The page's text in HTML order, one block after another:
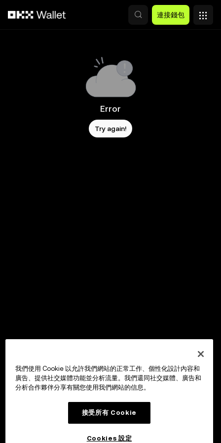
連接錢包
Error
Try again!
我們使用 Cookie 以允許我們網站的正常工作、個性化設計內容和
廣告、提供社交媒體功能並分析流量。我們還同社交媒體、廣告和
分析合作夥伴分享有關您使用我們網站的信息。
接受所有 Cookie
Cookies 設定